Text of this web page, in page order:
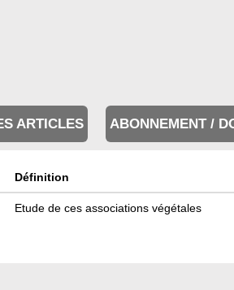
ARTICLES ABONNEMENT /
Définition
Etude de ces associations végétales